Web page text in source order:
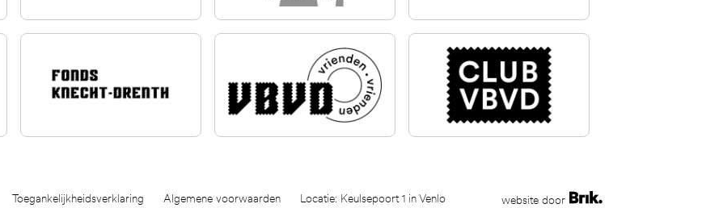
Toegankelijkheidsverklaring Algemene voorwaarden Locatie: Keulsepoort 1 in Venlo website door